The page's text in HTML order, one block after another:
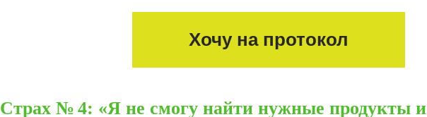
Хочу на протокол
Страх № 4: «Я не смогу найти нужные продукты и